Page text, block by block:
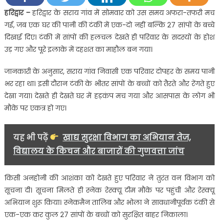
परिवार
को
मिला
खौफनाक
में
थे
27
के
उड़े
होश
हरिद्वार –हरिद्वार के सराय गांव में सोमवार को उस समय अफरा-तफरी मच
गई, जब एक घर की पानी की टंकी में एक-दो नहीं बल्कि 27 सांपों के बच्चे
दिखाई दिए। टंकी में सांपों की हलचल देखते ही परिवार के सदस्यों के होश
उड़ गए और पूरे इलाके में दहशत का माहौल बन गया।
जानकारी के अनुसार, सराय गांव निवासी एक परिवार दोपहर के समय पानी
भर रहा था। इसी दौरान टंकी के भीतर सांपों के बच्चों को तैरते और रेंगते हुए
देखा गया। देखते ही देखते घर में हड़कंप मच गया और आसपास के लोग भी
मौके पर एकत्र हो गए।
यह भी पढ़ें
खाद्य सुरक्षा विभाग का अभियान तेज,
विद्यालय के किचन और बाजारों की गुणवत्ता जांच
किसी अनहोनी की आशंका को देखते हुए परिवार ने तुरंत वन विभाग को
सूचना दी। सूचना मिलते ही स्नेक रेस्क्यू टीम मौके पर पहुंची और रेस्क्यू
अभियान शुरू किया। स्नेकमैन तालिब और भोला ने सावधानीपूर्वक टंकी से
एक-एक कर कुल 27 सांपों के बच्चों को सुरक्षित बाहर निकाला।